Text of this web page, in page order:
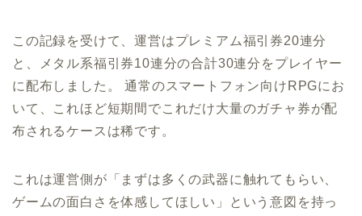
この記録を受けて、運営はプレミアム福引券20連分
と、メタル系福引券10連分の合計30連分をプレイヤー
に配布しました。 通常のスマートフォン向けRPGにお
いて、これほど短期間でこれだけ大量のガチャ券が配
布されるケースは稀です。
これは運営側が「まずは多くの武器に触れてもらい、
ゲームの面白さを体感してほしい」という意図を持っ